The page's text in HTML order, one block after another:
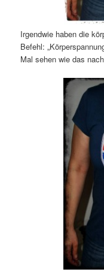
Irgendwie haben die
Befehl:
Mal sehen wie das